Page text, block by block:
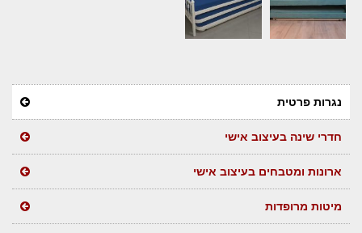
נגרות פרטית
חדרי שינה בעיצוב אישי
ארונות ומטבחים בעיצוב אישי
מיטות מרופדות